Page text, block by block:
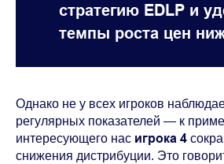
стратегию EDLP и
темпы роста цен
Однако не у всех игроков
регулярных показателей — к
интересующего нас игрока 4
снижения дистрибуции. Это